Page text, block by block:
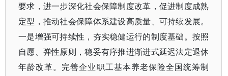
要求，进一步深化社会保障制度改革，促进制度成熟
定型，推动社会保障体系建设高质量、可持续发展。
一是增强可持续性，夯实稳健运行的制度基础。按照
自愿、弹性原则，稳妥有序推进渐进式延迟法定退休
年龄改革。完善企业职工基本养老保险全国统筹制